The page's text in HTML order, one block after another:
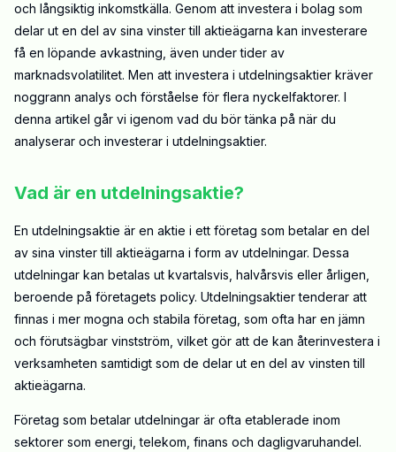
och långsiktig inkomstkälla. Genom att investera i bolag som
delar ut en del av sina vinster till aktieägarna kan investerare
få en löpande avkastning, även under tider av
marknadsvolatilitet. Men att investera i utdelningsaktier kräver
noggrann analys och förståelse för flera nyckelfaktorer. I
denna artikel går vi igenom vad du bör tänka på när du
analyserar och investerar i utdelningsaktier.
Vad är en utdelningsaktie?
En utdelningsaktie är en aktie i ett företag som betalar en del
av sina vinster till aktieägarna i form av utdelningar. Dessa
utdelningar kan betalas ut kvartalsvis, halvårsvis eller årligen,
beroende på företagets policy. Utdelningsaktier tenderar att
finnas i mer mogna och stabila företag, som ofta har en jämn
och förutsägbar vinstström, vilket gör att de kan återinvestera i
verksamheten samtidigt som de delar ut en del av vinsten till
aktieägarna.
Företag som betalar utdelningar är ofta etablerade inom
sektorer som energi, telekom, finans och dagligvaruhandel.